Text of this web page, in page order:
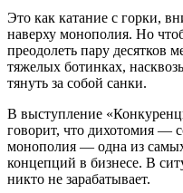
Это как катание с горки,
наверху монополия. Но
преодолеть пару десятков
тяжелых ботинках,
тянуть за собой санки.
В выступление
говорит, что дихотомия —
монополия — одна из
концепций в бизнесе. В
никто не зарабатывает.